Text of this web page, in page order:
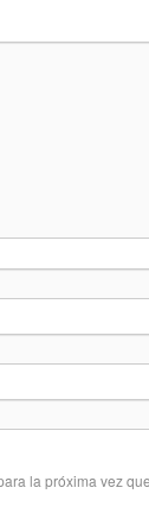
la próxima vez